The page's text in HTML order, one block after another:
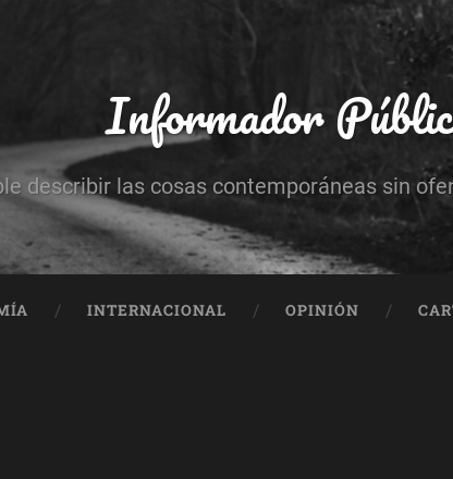
Informador
describir las cosas contemporáneas sin
INTERNACIONAL OPINIÓN